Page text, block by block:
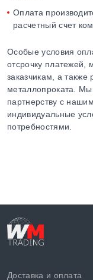
Оплата
расчетный счет
Особые условия
отсрочку платежей,
заказчикам, а
металлопроката.
партнерству с
индивидуальные
потребностями.
Доставка и оплата